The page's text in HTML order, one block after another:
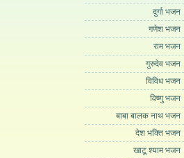
दुर्गा भजन
गणेश भजन
राम भजन
गुरुदेव भजन
विविध भजन
विष्णु भजन
बाबा बालक नाथ भजन
देश भक्ति भजन
खाटू श्याम भजन